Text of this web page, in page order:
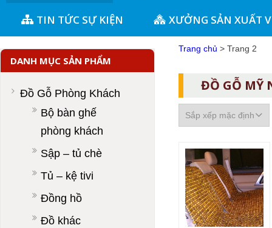
TIN TỨC SỰ KIỆN XƯỞNG SẢN XUẤT
Trang chủ > Trang 2
ĐỒ GỖ MỸ
DANH MỤC SẢN PHẨM
Đồ Gỗ Phòng Khách
Bộ bàn ghế
phòng khách
Sập – tủ chè
Tủ – kệ tivi
Đồng hồ
Đồ khác